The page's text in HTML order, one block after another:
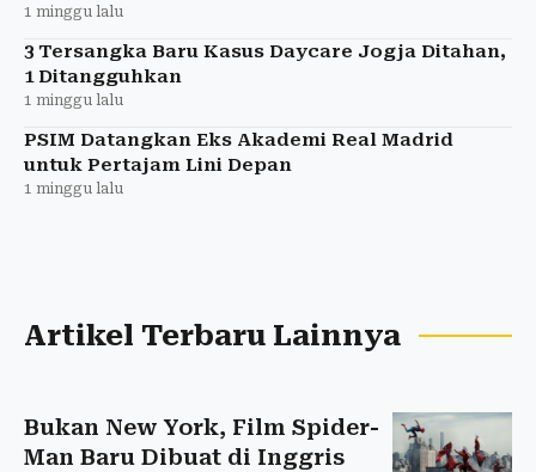
1 minggu lalu
3 Tersangka Baru Kasus Daycare Jogja Ditahan,
1 Ditangguhkan
1 minggu lalu
PSIM Datangkan Eks Akademi Real Madrid
untuk Pertajam Lini Depan
1 minggu lalu
Artikel Terbaru Lainnya
Bukan New York, Film Spider-
Man Baru Dibuat di Inggris